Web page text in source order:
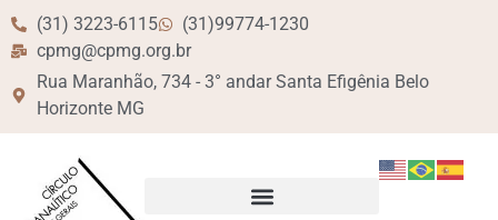
(31) 3223-6115
(31)99774-1230
cpmg@cpmg.org.br
Rua Maranhão, 734 - 3° andar Santa Efigênia Belo
Horizonte MG